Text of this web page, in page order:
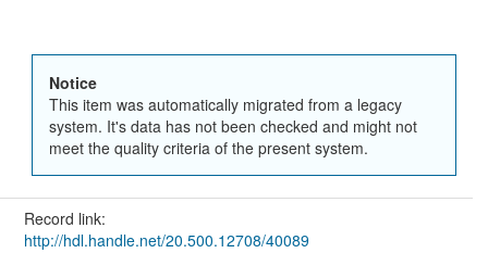
Notice
This item was automatically migrated from a legacy
system. It's data has not been checked and might not
meet the quality criteria of the present system.
Record link:
http://hdl.handle.net/20.500.12708/40089